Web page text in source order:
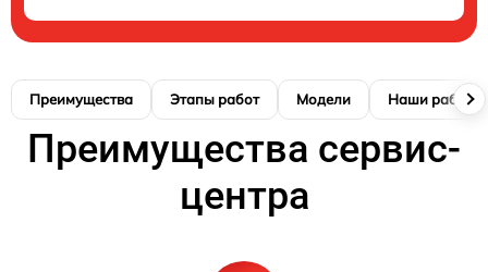
Преимущества Этапы работ Модели Наши работы
Преимущества сервис-
центра